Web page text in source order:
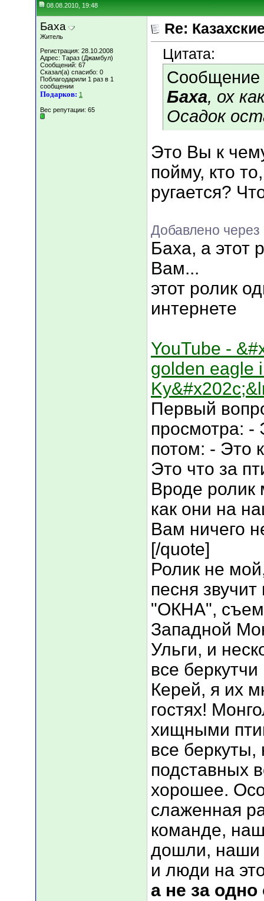
08.08.2010, 19:48
Баха
Житель
Регистрация: 28.10.2008
Адрес: Тараз (Джамбул)
Сообщений: 67
Сказал(а) спасибо: 0
Поблагодарили 1 раз в 1
сообщении
Подарков: 1
Вес репутации: 65
Re:
Цитата:
Сообщение
Баха, ох
Осадок
Это Вы к
пойму, кто
ругается?
Добавлено через
Баха, а этот
Вам...
этот ролик
интернете
YouTube -
golden eagle
Первый
просмотра: -
потом: - Это
Это что за
Вроде ролик
как они на
Вам ничего
[/quote]
Ролик не
песня
"ОКНА",
Западной
Ульги, и
все
Керей, я их
гостях!
хищными
все беркуты,
подставных
хорошее.
слаженная
команде,
дошли, наши
и люди на
а не за